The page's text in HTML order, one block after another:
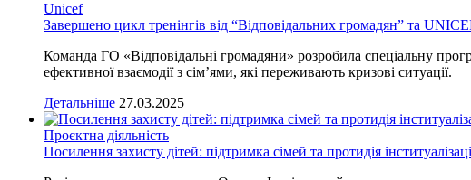
Unicef
Завершено цикл тренінгів від “Відповідальних громадян” та
Команда ГО «Відповідальні громадяни» розробила спеціальну
ефективної взаємодії з сім’ями, які переживають кризові ситуації.
Детальніше 27.03.2025
Проєктна діяльність
Посилення захисту дітей: підтримка сімей та протидія